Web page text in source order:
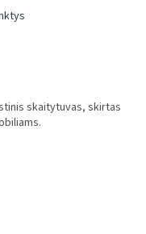
skaitytuvas, skirtas